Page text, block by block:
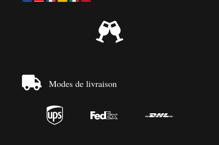

 Modes de livraison
  